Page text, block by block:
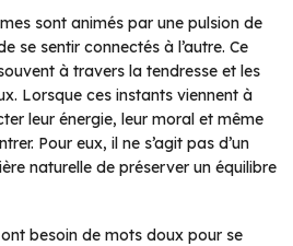
sont animés par une pulsion de
se sentir connectés à l’autre. Ce
à travers la tendresse et les
Lorsque ces instants viennent à
leur énergie, leur moral et même
Pour eux, il ne s’agit pas d’un
naturelle de préserver un équilibre
besoin de mots doux pour se